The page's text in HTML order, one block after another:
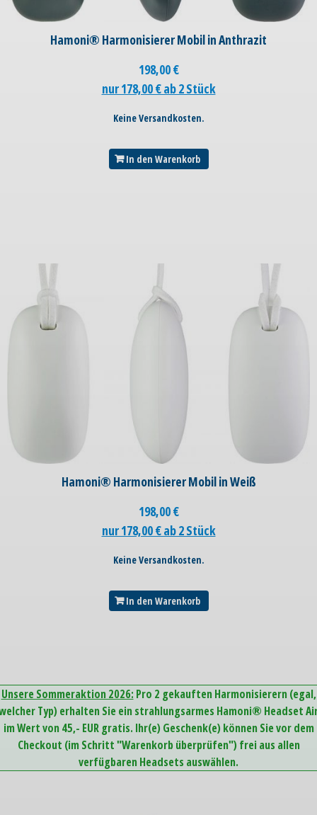
Hamoni® Harmonisierer Mobil in Anthrazit
198,00€
nur 178,00 € ab 2 Stück
Keine Versandkosten.
In den Warenkorb
Hamoni® Harmonisierer Mobil in Weiß
198,00€
nur 178,00 € ab 2 Stück
Keine Versandkosten.
In den Warenkorb
Unsere Sommeraktion 2026: Pro 2 gekauften Harmonisierern (egal,
Typ) erhalten Sie ein strahlungsarmes Hamoni® Headset
im Wert von 45,- EUR gratis. Ihr(e) Geschenk(e) können Sie vor dem
Checkout (im Schritt "Warenkorb überprüfen") frei aus allen
verfügbaren Headsets auswählen.